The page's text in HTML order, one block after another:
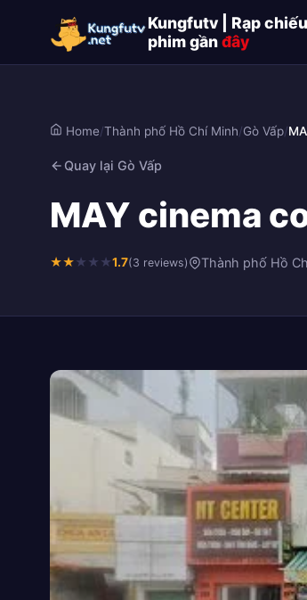
Kungfutv | Rạp chiếu
phim gầnđây
Home/Thành phố Hồ Chí Minh/Gò Vấp/
Quay lại Gò Vấp
MAY cinema
★★★ ★ ★1.7(3 reviews) Thành phố Hồ